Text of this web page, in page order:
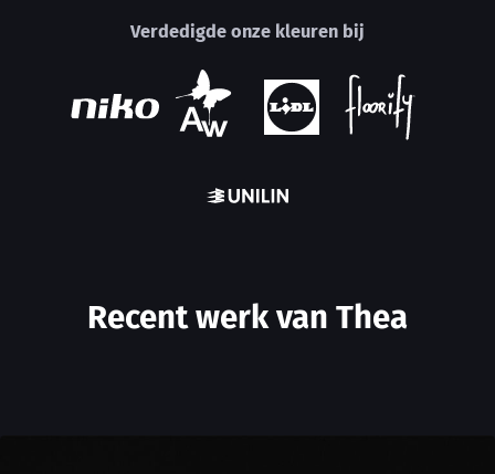
Verdedigde onze kleuren bij
Recent werk van Thea